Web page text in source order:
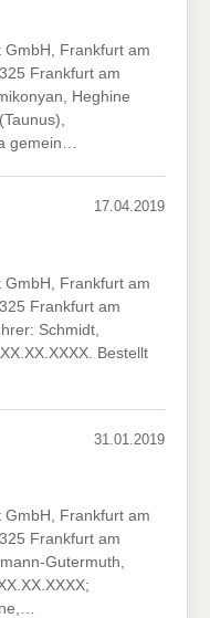
GmbH, Frankfurt am
Frankfurt am
Heghine
gemein…
17.04.2019
GmbH, Frankfurt am
Frankfurt am
Schmidt,
Bestellt
31.01.2019
GmbH, Frankfurt am
Frankfurt am
Gutermuth,